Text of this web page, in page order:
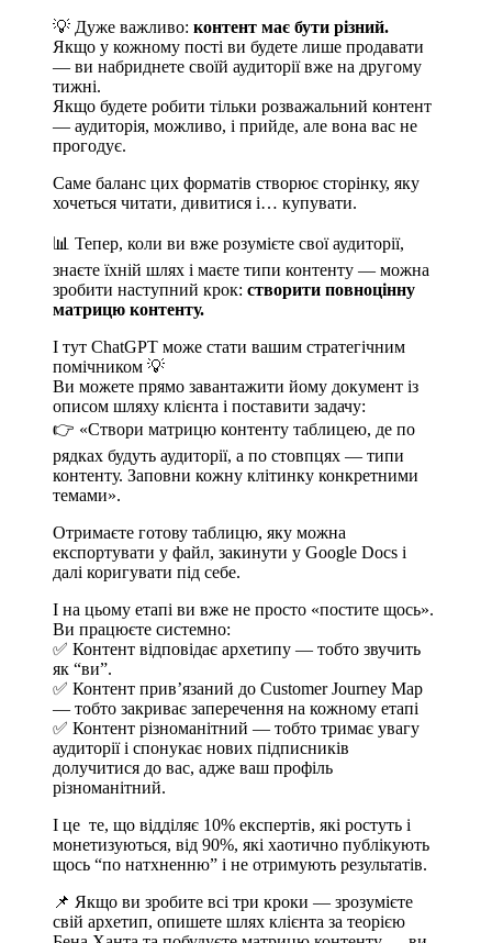
💡 Дуже важливо: контент має бути різний.
Якщо у кожному пості ви будете лише продавати
— ви набриднете своїй аудиторії вже на другому
тижні.
Якщо будете робити тільки розважальний контент
— аудиторія, можливо, і прийде, але вона вас не
прогодує.
Саме баланс цих форматів створює сторінку, яку
хочеться читати, дивитися і… купувати.
📊 Тепер, коли ви вже розумієте свої аудиторії,
знаєте їхній шлях і маєте типи контенту — можна
зробити наступний крок: створити повноцінну
матрицю контенту.
І тут ChatGPT може стати вашим стратегічним
помічником 💡
Ви можете прямо завантажити йому документ із
описом шляху клієнта і поставити задачу:
👉 «Створи матрицю контенту таблицею, де по
рядках будуть аудиторії, а по стовпцях — типи
контенту. Заповни кожну клітинку конкретними
темами».
Отримаєте готову таблицю, яку можна
експортувати у файл, закинути у Google Docs і
далі коригувати під себе.
І на цьому етапі ви вже не просто «постите щось».
Ви працюєте системно:
✅ Контент відповідає архетипу — тобто звучить
як “ви”.
✅ Контент прив’язаний до Customer Journey Map
— тобто закриває заперечення на кожному етапі
✅ Контент різноманітний — тобто тримає увагу
аудиторії і спонукає нових підписників
долучитися до вас, адже ваш профіль
різноманітний.
І це те, що відділяє 10% експертів, які ростуть і
монетизуються, від 90%, які хаотично публікують
щось “по натхненню” і не отримують результатів.
📌 Якщо ви зробите всі три кроки — зрозумієте
свій архетип, опишете шлях клієнта за теорією